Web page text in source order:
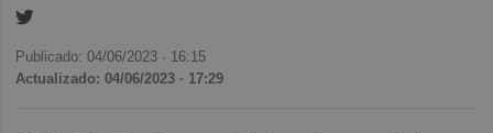
Publicado: 04/06/2023 · 16:15
Actualizado: 04/06/2023 · 17:29